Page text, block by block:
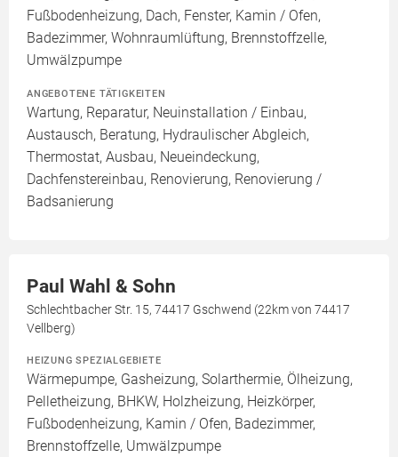
Fußbodenheizung, Dach, Fenster, Kamin / Ofen,
Badezimmer, Wohnraumlüftung, Brennstoffzelle,
Umwälzpumpe
ANGEBOTENE TÄTIGKEITEN
Wartung, Reparatur, Neuinstallation / Einbau,
Austausch, Beratung, Hydraulischer Abgleich,
Thermostat, Ausbau, Neueindeckung,
Dachfenstereinbau, Renovierung, Renovierung /
Badsanierung
Paul Wahl & Sohn
Schlechtbacher Str. 15, 74417 Gschwend (22km von 74417
Vellberg)
HEIZUNG SPEZIALGEBIETE
Wärmepumpe, Gasheizung, Solarthermie, Ölheizung,
Pelletheizung, BHKW, Holzheizung, Heizkörper,
Fußbodenheizung, Kamin / Ofen, Badezimmer,
Brennstoffzelle, Umwälzpumpe